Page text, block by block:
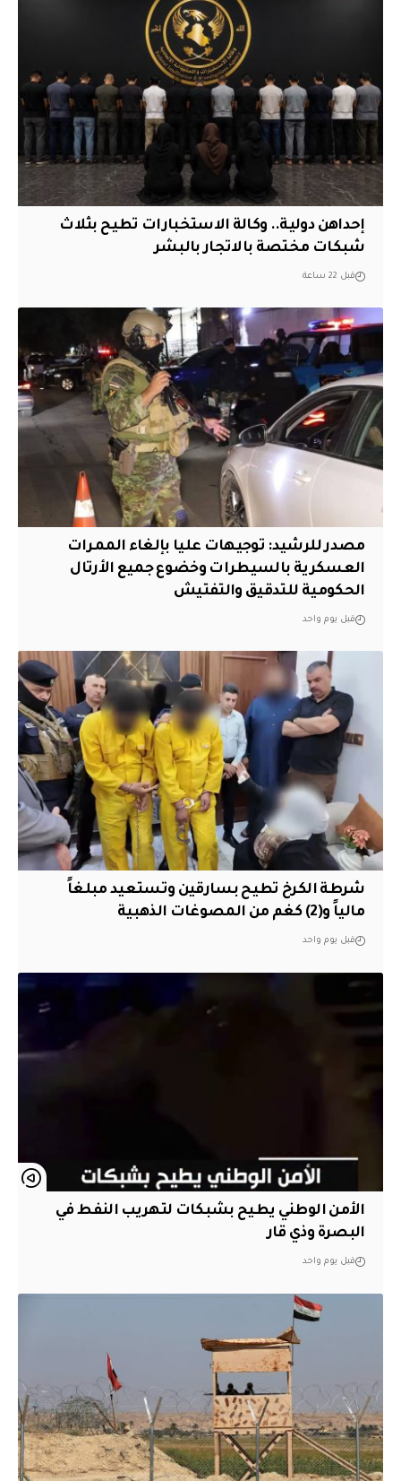
إحداهن دولية.. وكالة الاستخبارات تطيح بثلاث
شبكات مختصة بالاتجار بالبشر
قبل 22 ساعة
مصدر للرشيد: توجيهات عليا بإلغاء الممرات
العسكرية بالسيطرات وخضوع جميع الأرتال
الحكومية للتدقيق والتفتيش
قبل يوم واحد
شرطة الكرخ تطيح بسارقين وتستعيد مبلغاً
مالياً و(2) كغم من المصوغات الذهبية
قبل يوم واحد
الأمن الوطني يطيح بشبكات لتهريب النفط في
البصرة وذي قار
قبل يوم واحد